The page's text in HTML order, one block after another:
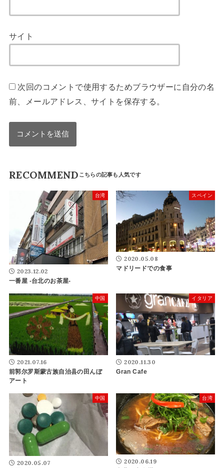
サイト
次回のコメントで使用するためブラウザーに自分の名
前、メールアドレス、サイトを保存する。
RECOMMEND
台湾
2023.12.02
一番屋 -台北のお茶屋-
スペイン
2020.05.08
マドリードでの食事
中国
2021.07.16
前郭尔罗斯蒙古族自治县の田んぼ
アート
イタリア
2020.11.30
Gran Cafe
中国
2020.05.07
台湾
2020.06.19